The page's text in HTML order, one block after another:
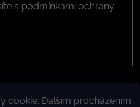
cookie. Dalším procházením
s podmínkami ochrany